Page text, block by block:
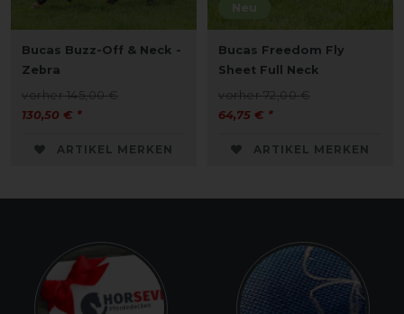
Bucas Buzz-Off & Neck -
Zebra
vorher 145,00 €
130,50 € *
ARTIKEL MERKEN
Neu
Bucas Freedom Fly
Sheet Full Neck
vorher 72,00 €
64,75 € *
ARTIKEL MERKEN